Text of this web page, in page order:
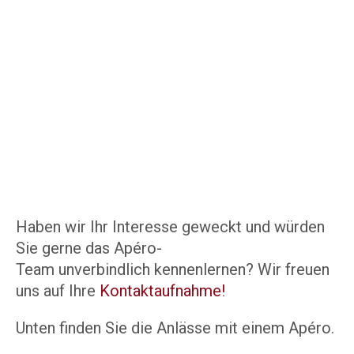
Haben wir Ihr Interesse geweckt und würden
Sie gerne das Apéro-
Team unverbindlich kennenlernen? Wir freuen
uns auf Ihre Kontaktaufnahme!
Unten finden Sie die Anlässe mit einem Apéro.